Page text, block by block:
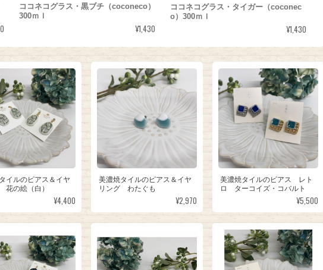
ココネコグラス・黒ブチ（coconeco）
300ｍｌ
¥1,430
ココネコグラス・タイガー（coconec
o）300ｍｌ
¥1,430
イルのピアス＆イヤ
花の絵（白）
¥4,400
美濃焼タイルのピアス＆イヤ
リング わたぐも
¥2,970
美濃焼タイルのピアス レト
ロ ターコイズ・コバルト
¥5,500